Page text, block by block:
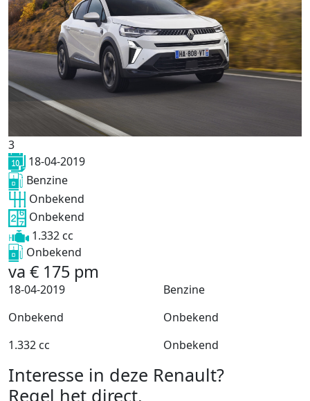
3
18-04-2019
Benzine
Onbekend
Onbekend
1.332 cc
Onbekend
va € 175 pm
18-04-2019
Benzine
Onbekend
Onbekend
1.332 cc
Onbekend
Interesse in deze Renault?
Regel het direct.